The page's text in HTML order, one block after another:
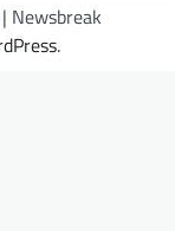
| Newsbreak
.